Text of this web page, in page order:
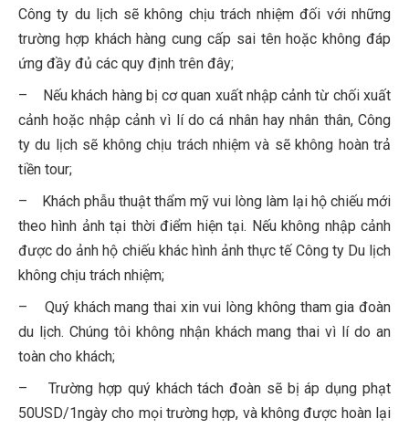
Công ty du lịch sẽ không chịu trách nhiệm đối với những
trường hợp khách hàng cung cấp sai tên hoặc không đáp
ứng đầy đủ các quy định trên đây;
– Nếu khách hàng bị cơ quan xuất nhập cảnh từ chối xuất
cảnh hoặc nhập cảnh vì lí do cá nhân hay nhân thân, Công
ty du lịch sẽ không chịu trách nhiệm và sẽ không hoàn trả
tiền tour;
– Khách phẫu thuật thẩm mỹ vui lòng làm lại hộ chiếu mới
theo hình ảnh tại thời điểm hiện tại. Nếu không nhập cảnh
được do ảnh hộ chiếu khác hình ảnh thực tế Công ty Du lịch
không chịu trách nhiệm;
– Quý khách mang thai xin vui lòng không tham gia đoàn
du lịch. Chúng tôi không nhận khách mang thai vì lí do an
toàn cho khách;
– Trường hợp quý khách tách đoàn sẽ bị áp dụng phạt
50USD/1ngày cho mọi trường hợp, và không được hoàn lại